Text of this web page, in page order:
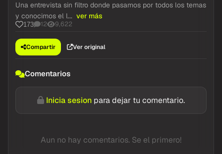
Una entrevista sin filtro donde pasamos por todos los temas
y conocimos el l... ver más
173 12 9,622
Compartir Ver original
Comentarios
Inicia sesion para dejar tu comentario.
Aun no hay comentarios. Se el primero!